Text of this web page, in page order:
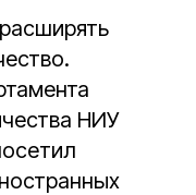
НИУ